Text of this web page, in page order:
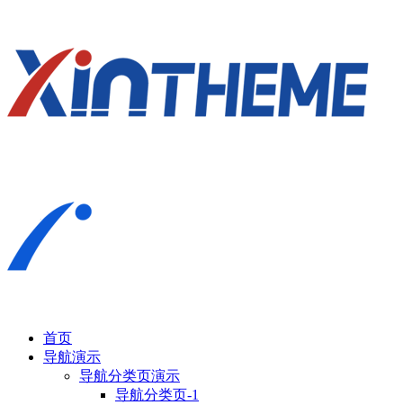
首页
导航演示
导航分类页演示
导航分类页-1